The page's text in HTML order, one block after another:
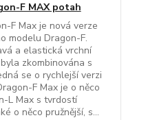
F MAX potah
F Max je nová verze
modelu Dragon-F.
a elastická vrchní
zkombinována s
se o rychlejší verzi
F Max je o něco
L Max s tvrdostí
o něco pružnější, s...